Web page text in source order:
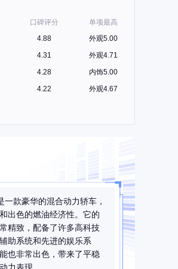
口碑评分
单项最高
4.88
外观5.00
4.31
外观4.71
4.28
内饰5.00
4.22 外观4.67
款豪华的混合动力轿车，
出色的燃油经济性。它的
精致，配备了许多高科技
助系统和先进的娱乐系
也非常出色，带来了平稳